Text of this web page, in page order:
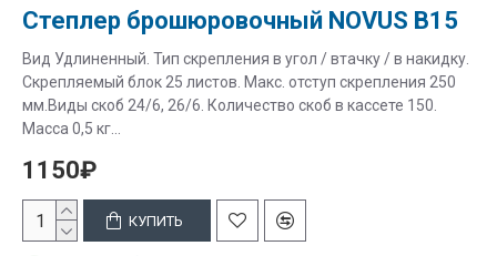
Степлер брошюровочный NOVUS B15
Вид Удлиненный. Тип скрепления в угол / втачку / в накидку.
Скрепляемый блок 25 листов. Макс. отступ скрепления 250
мм.Виды скоб 24/6, 26/6. Количество скоб в кассете 150.
Масса 0,5 кг...
1150₽
КУПИТЬ